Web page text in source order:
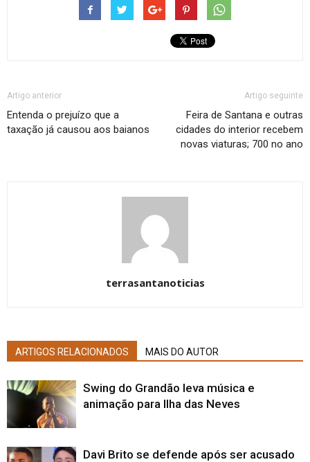
Artigo anterior
Entenda o prejuízo que a
taxação já causou aos baianos
Artigo seguinte
Feira de Santana e outras
cidades do interior recebem
novas viaturas; 700 no ano
terrasantanoticias
ARTIGOS RELACIONADOS MAIS DO AUTOR
Swing do Grandão leva música e
animação para Ilha das Neves
Davi Brito se defende após ser acusado